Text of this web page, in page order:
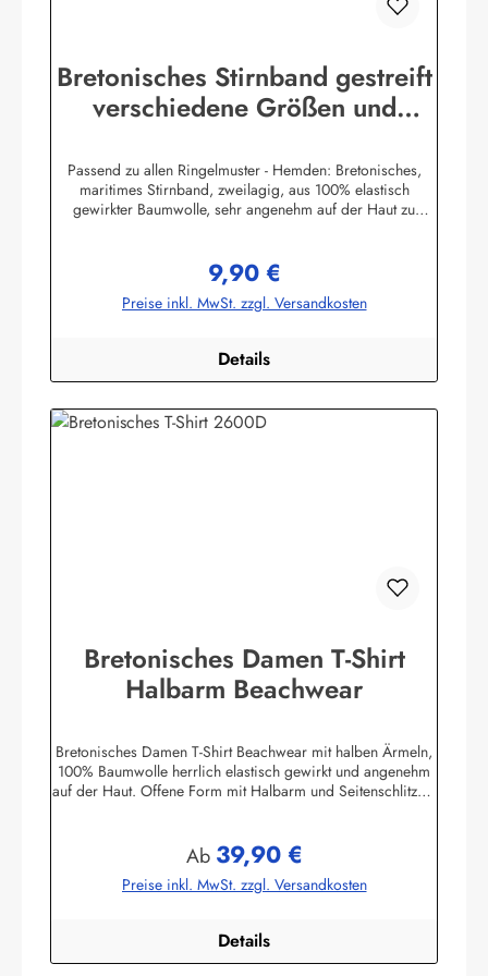
Bretonisches Stirnband gestreift
verschiedene Größen und
Passend zu allen Ringelmuster - Hemden: Bretonisches,
maritimes Stirnband, zweilagig, aus 100% elastisch
gewirkter Baumwolle, sehr angenehm auf der Haut zu
Wittmundinfo@modas-bekleidung.de
Regulärer Preis:
9,90 €
Preise inkl. MwSt. zzgl. Versandkosten
Details
Bretonisches Damen T-Shirt
Halbarm Beachwear
Bretonisches Damen T-Shirt Beachwear mit halben Ärmeln,
100% Baumwolle herrlich elastisch gewirkt und angenehm
auf der Haut. Offene Form mit Halbarm und Seitenschlitzen.
GmbHHeglitzer Str. 1226409 Wittmundinfo@modas-
bekleidung.de
Regulärer Preis:
Ab 39,90 €
Preise inkl. MwSt. zzgl. Versandkosten
Details